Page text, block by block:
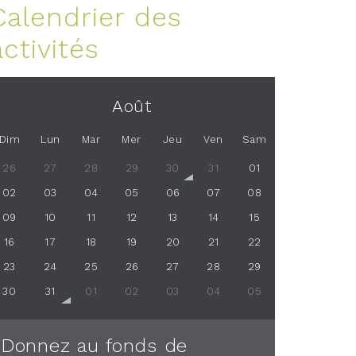
des
Août
Lun Mar Mer Jeu Ven Sam
26 27 28 29 30 31 01
02 03 04 05 06 07 08
09 10 11 12 13 14 15
16 17 18 19 20 21 22
23 24 25 26 27 28 29
30 31 01 02 03 04 05
Donnez au fonds de